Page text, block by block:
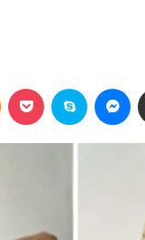
Odnoklassniki
Pocket Skype